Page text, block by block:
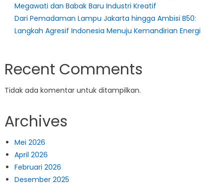
Megawati dan Babak Baru Industri Kreatif
Dari Pemadaman Lampu Jakarta hingga Ambisi B50:
Langkah Agresif Indonesia Menuju Kemandirian Energi
Recent Comments
Tidak ada komentar untuk ditampilkan.
Archives
Mei 2026
April 2026
Februari 2026
Desember 2025